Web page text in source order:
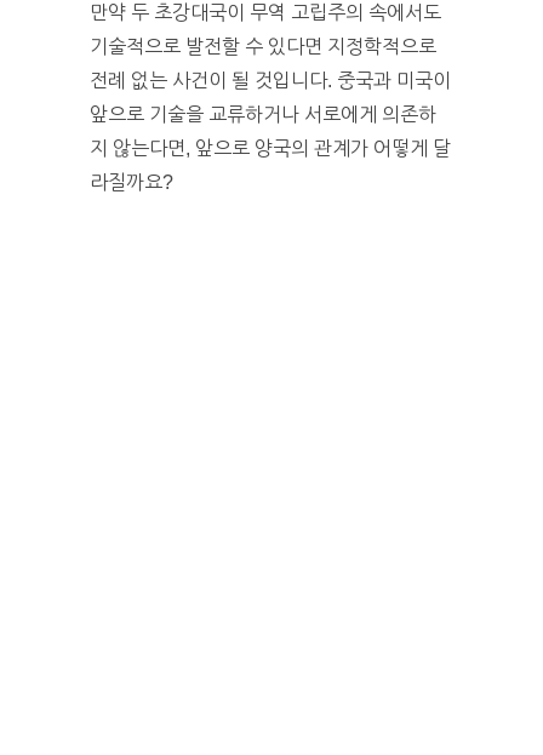
만약 두 초강대국이 무역 고립주의 속에서도
기술적으로 발전할 수 있다면 지정학적으로
전례 없는 사건이 될 것입니다. 중국과 미국이
앞으로 기술을 교류하거나 서로에게 의존하
지 않는다면, 앞으로 양국의 관계가 어떻게 달
라질까요?